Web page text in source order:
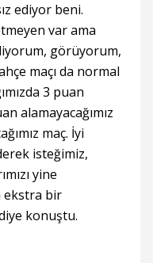
ediyor beni.
var ama
görüyorum,
maçı da normal
3 puan
alamayacağımız
maç. İyi
isteğimiz,
yine
ekstra bir
konuştu.